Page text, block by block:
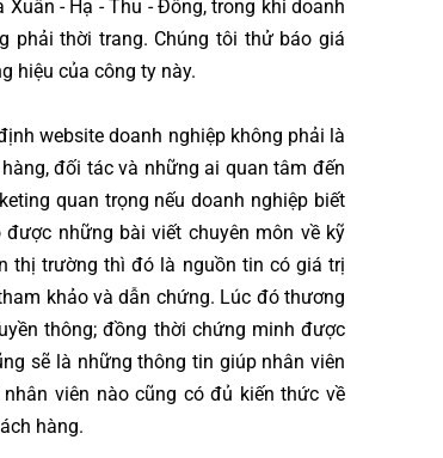
- Hạ - Thu - Đông, trong khi doanh
phải thời trang. Chúng tôi thử báo giá
hiệu của công ty này.
website doanh nghiệp không phải là
đối tác và những ai quan tâm đến
quan trọng nếu doanh nghiệp biết
những bài viết chuyên môn về kỹ
thị trường thì đó là nguồn tin có giá trị
khảo và dẫn chứng. Lúc đó thương
thông; đồng thời chứng minh được
sẽ là những thông tin giúp nhân viên
viên nào cũng có đủ kiến thức về
hàng.